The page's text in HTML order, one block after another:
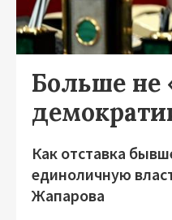
Больше не
Как отставка
единоличную
Жапарова